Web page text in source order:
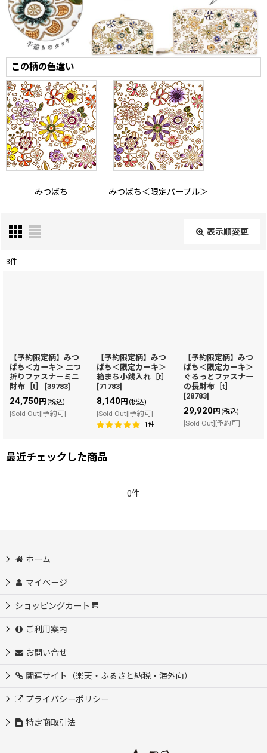
この柄の色違い
みつばち みつばち＜限定パープル＞
表示順変更
絞り込む
3件
【予約限定柄】みつ
ばち＜カーキ＞ 二つ
折りファスナーミニ
財布［t］
[39783]
24,750円 (税込)
[Sold Out][予約可]
【予約限定柄】みつ
ばち＜限定カーキ＞
箱まち小銭入れ［t］
[71783]
8,140円 (税込)
[Sold Out][予約可]
1件
【予約限定柄】みつ
ばち＜限定カーキ＞
ぐるっとファスナー
の長財布［t］
[28783]
29,920円 (税込)
[Sold Out][予約可]
最近チェックした商品
0件
ホーム
マイページ
ショッピングカート
ご利用案内
お問い合せ
関連サイト（楽天・ふるさと納税・海外向）
プライバシーポリシー
特定商取引法